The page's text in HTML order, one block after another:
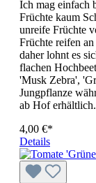
Ich mag einfach
Früchte kaum
unreife Früchte
Früchte reifen
daher lohnt es
flachen
'Musk Zebra',
Jungpflanze
ab Hof erhältlich.
4,00 €*
Details